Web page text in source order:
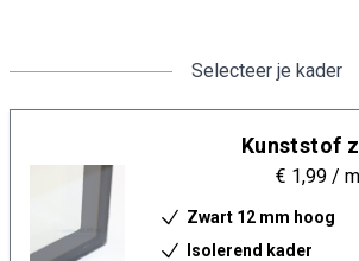
Selecteer je kader
Kunststof
€ 1,99 /
Zwart 12 mm hoog
Isolerend kader